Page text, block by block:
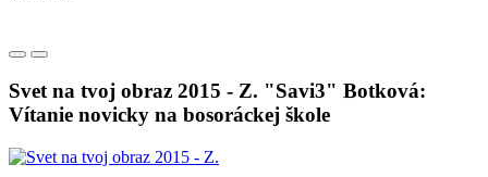
Svet na tvoj obraz 2015 - Z. "Savi3" Botková:
Vítanie novicky na bosoráckej škole